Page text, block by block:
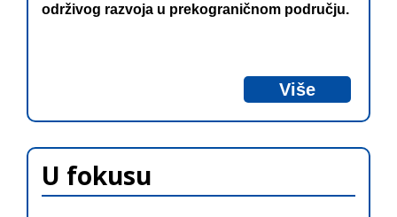
održivog razvoja u prekograničnom području.
Više
U fokusu